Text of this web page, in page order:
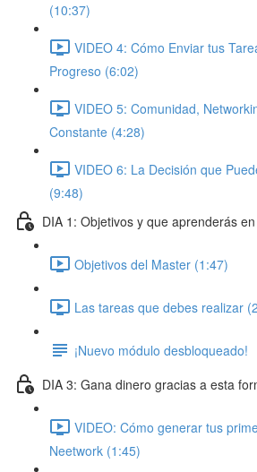
(10:37)
VIDEO 4: Cómo Enviar tus
Progreso (6:02)
VIDEO 5: Comunidad,
Constante (4:28)
VIDEO 6: La Decisión que
(9:48)
DIA 1: Objetivos y que aprenderás
Objetivos del Master (1:47)
Las tareas que debes realizar
¡Nuevo módulo desbloqueado!
DIA 3: Gana dinero gracias a esta
VIDEO: Cómo generar tus
Neetwork (1:45)